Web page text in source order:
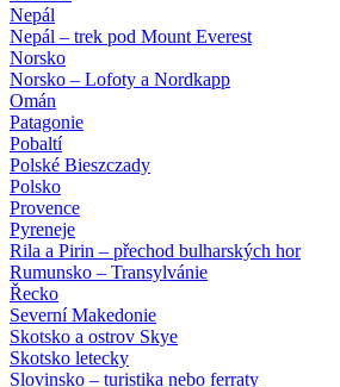
Nepál
Nepál – trek pod Mount Everest
Norsko
Norsko – Lofoty a Nordkapp
Omán
Patagonie
Pobaltí
Polské Bieszczady
Polsko
Provence
Pyreneje
Rila a Pirin – přechod bulharských hor
Rumunsko – Transylvánie
Řecko
Severní Makedonie
Skotsko a ostrov Skye
Skotsko letecky
Slovinsko – turistika nebo ferraty